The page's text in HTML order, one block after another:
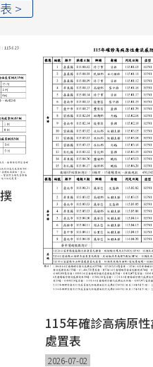
>
115年確診高病原
處置表
2026-07-02